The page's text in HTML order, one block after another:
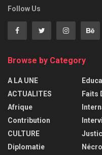
Follow Us
Browse by Category
A LA UNE
ACTUALITES
Afrique
Contribution
CULTURE
Diplomatie
Faits